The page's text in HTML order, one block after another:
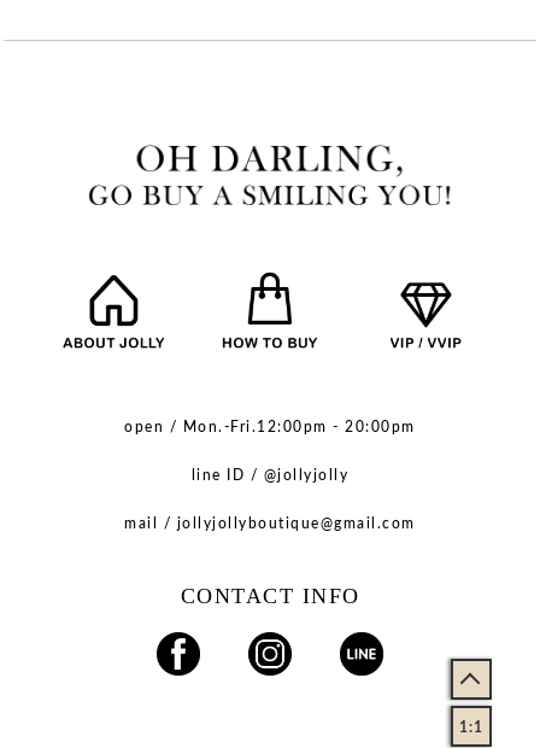
open / Mon.-Fri.12:00pm - 20:00pm
line ID / @jollyjolly
mail / jollyjollyboutique@gmail.com
CONTACT INFO
1:1